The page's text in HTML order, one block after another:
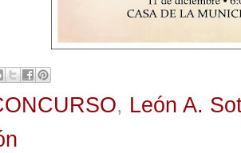
, León A.